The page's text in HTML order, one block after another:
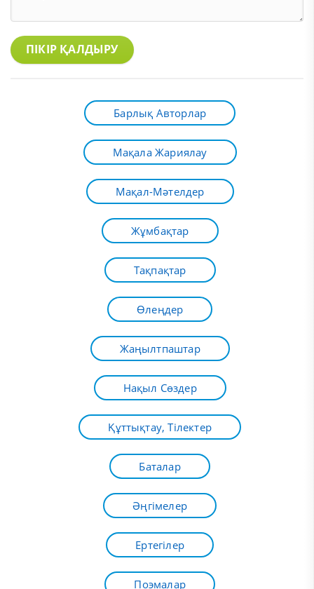
ПІКІР ҚАЛДЫРУ
Барлық Авторлар
Мақала Жариялау
Мақал-Мәтелдер
Жұмбақтар
Тақпақтар
Өлеңдер
Жаңылтпаштар
Нақыл Сөздер
Құттықтау, Тілектер
Баталар
Әңгімелер
Ертегілер
Поэмалар